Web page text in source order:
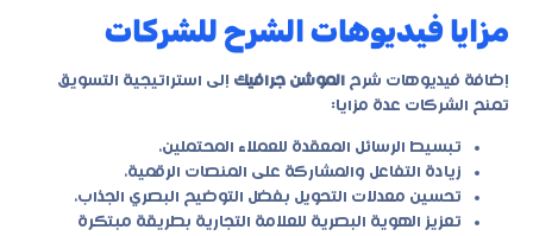
مزايا فيديوهات الشرح للشركات
إضافة فيديوهات شرح الموشن جرافيك إلى استراتيجية التسويق
تمنح الشركات عدة مزايا:
تبسيط الرسائل المعقدة للعملاء المحتملين.
زيادة التفاعل والمشاركة على المنصات الرقمية.
تحسين معدلات التحويل بفضل التوضيح البصري الجذاب.
تعزيز الهوية البصرية للعلامة التجارية بطريقة مبتكرة